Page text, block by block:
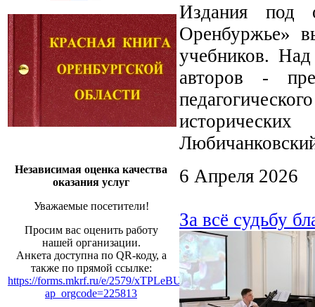
Независимая оценка качества
оказания услуг
Уважаемые посетители!
Просим вас оценить работу
нашей организации.
Анкета доступна по QR-коду, а
также по прямой ссылке:
https://forms.mkrf.ru/e/2579/xTPLeBU7/?
ap_orgcode=225813
Издания под
Оренбуржье»
учебников. Над
авторов -
6 Апреля 2026
За всё судьбу